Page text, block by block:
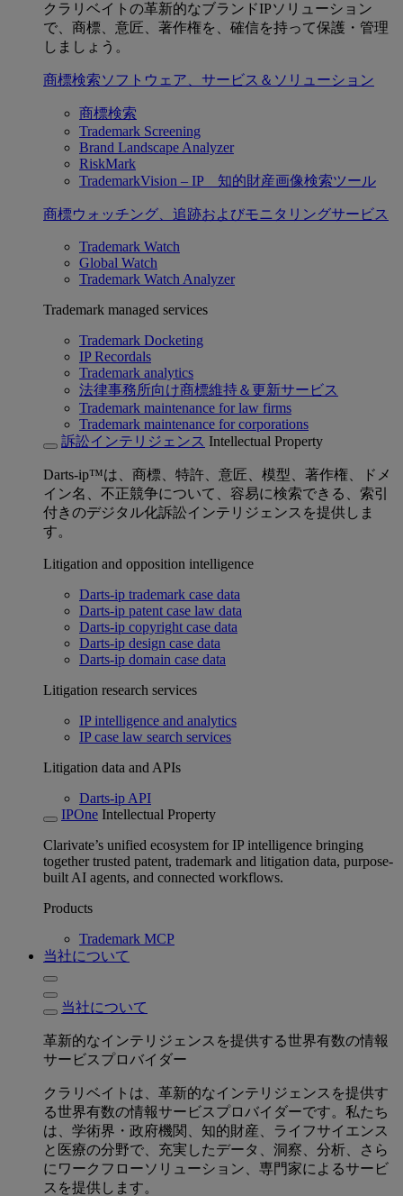
クラリベイトの革新的なブランドIPソリューション
で、商標、意匠、著作権を、確信を持って保護・管理
しましょう。
商標検索ソフトウェア、サービス＆ソリューション
商標検索
Trademark Screening
Brand Landscape Analyzer
RiskMark
TrademarkVision – IP 知的財産画像検索ツール
商標ウォッチング、追跡およびモニタリングサービス
Trademark Watch
Global Watch
Trademark Watch Analyzer
Trademark managed services
Trademark Docketing
IP Recordals
Trademark analytics
法律事務所向け商標維持＆更新サービス
Trademark maintenance for law firms
Trademark maintenance for corporations
訴訟インテリジェンス Intellectual Property
Darts-ip™は、商標、特許、意匠、模型、著作権、ドメ
イン名、不正競争について、容易に検索できる、索引
付きのデジタル化訴訟インテリジェンスを提供しま
す。
Litigation and opposition intelligence
Darts-ip trademark case data
Darts-ip patent case law data
Darts-ip copyright case data
Darts-ip design case data
Darts-ip domain case data
Litigation research services
IP intelligence and analytics
IP case law search services
Litigation data and APIs
Darts-ip API
IPOne Intellectual Property
Clarivate’s unified ecosystem for IP intelligence bringing
together trusted patent, trademark and litigation data, purpose-
built AI agents, and connected workflows.
Products
Trademark MCP
当社について
当社について
革新的なインテリジェンスを提供する世界有数の情報
サービスプロバイダー
クラリベイトは、革新的なインテリジェンスを提供す
る世界有数の情報サービスプロバイダーです。私たち
は、学術界・政府機関、知的財産、ライフサイエンス
と医療の分野で、充実したデータ、洞察、分析、さら
にワークフローソリューション、専門家によるサービ
スを提供します。